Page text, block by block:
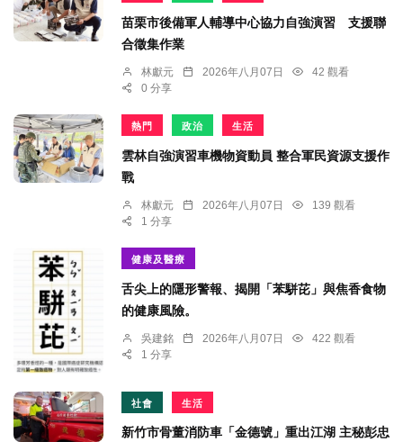
苗栗市後備軍人輔導中心協力自強演習 支援聯
合徵集作業
林獻元 2026年八月07日
42 觀看
0 分享
熱門 政治 生活
雲林自強演習車機物資動員 整合軍民資源支援作
戰
林獻元 2026年八月07日
139 觀看
1 分享
健康及醫療
舌尖上的隱形警報、揭開「苯駢芘」與焦香食物
的健康風險。
吳建銘 2026年八月07日
422 觀看
1 分享
社會 生活
新竹市骨董消防車「金德號」重出江湖 主秘彭忠